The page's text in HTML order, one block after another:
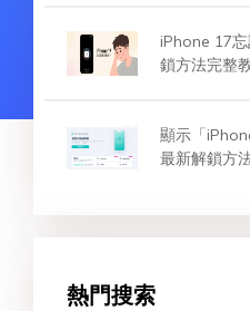
iPhone 17
鎖方法完整
顯示「
最新解鎖方
熱門搜索